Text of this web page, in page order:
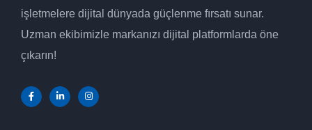
işletmelere dijital dünyada güçlenme fırsatı sunar.
Uzman ekibimizle markanızı dijital platformlarda öne
çıkarın!